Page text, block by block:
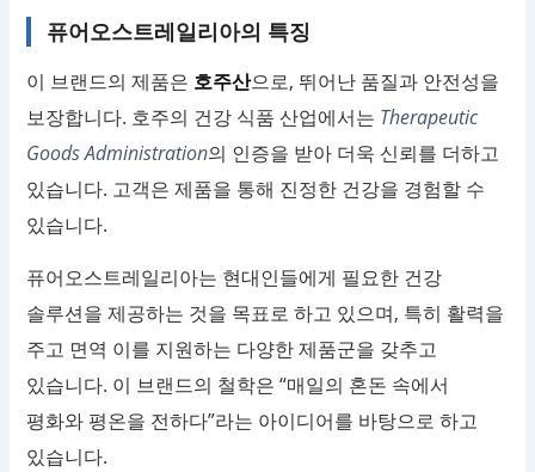
퓨어오스트레일리아의 특징
이 브랜드의 제품은 호주산으로, 뛰어난 품질과 안전성을
보장합니다. 호주의 건강 식품 산업에서는 Therapeutic
Goods Administration의 인증을 받아 더욱 신뢰를 더하고
있습니다. 고객은 제품을 통해 진정한 건강을 경험할 수
있습니다.
퓨어오스트레일리아는 현대인들에게 필요한 건강
솔루션을 제공하는 것을 목표로 하고 있으며, 특히 활력을
주고 면역 이를 지원하는 다양한 제품군을 갖추고
있습니다. 이 브랜드의 철학은 “매일의 혼돈 속에서
평화와 평온을 전하다”라는 아이디어를 바탕으로 하고
있습니다.